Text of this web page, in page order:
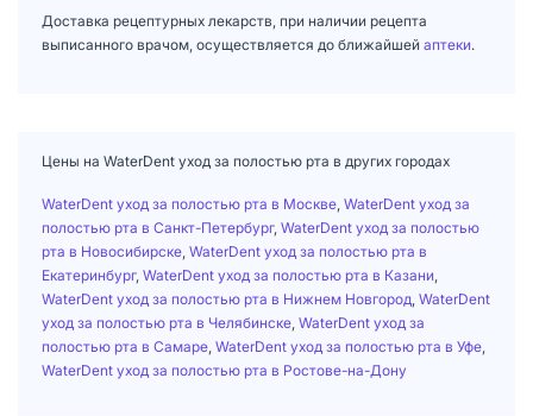
Доставка рецептурных лекарств, при наличии рецепта
выписанного врачом, осуществляется до ближайшей аптеки.
Цены на WaterDent уход за полостью рта в других городах
WaterDent уход за полостью рта в Москве WaterDent уход за
полостью рта в Санкт-Петербург, WaterDent уход за полостью
рта в Новосибирске WaterDent уход за полостью рта в
Екатеринбург, WaterDent уход за полостью рта в Казани
WaterDent уход за полостью рта в Нижнем Новгород WaterDent
уход за полостью рта в Челябинске WaterDent уход за
полостью рта в Самаре WaterDent уход за полостью рта в Уфе
WaterDent уход за полостью рта в Ростове-на-Дону